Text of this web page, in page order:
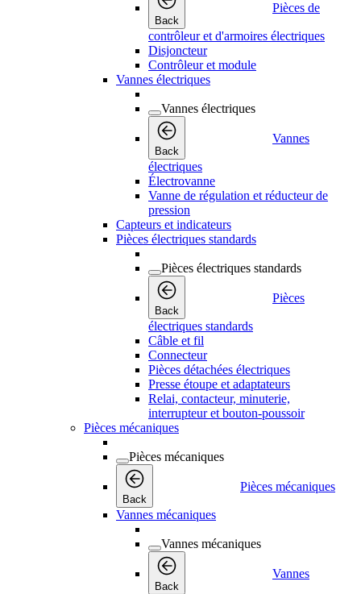
Back
Pièces de
contrôleur et d'armoires électriques
Disjoncteur
Contrôleur et module
Vannes électriques
Vannes électriques
Back
Vannes
électriques
Électrovanne
Vanne de régulation et réducteur de
pression
Capteurs et indicateurs
Pièces électriques standards
Pièces électriques standards
Back
Pièces
électriques standards
Câble et fil
Connecteur
Pièces détachées électriques
Presse étoupe et adaptateurs
Relai, contacteur, minuterie,
interrupteur et bouton-poussoir
Pièces mécaniques
Pièces mécaniques
Back
Pièces mécaniques
Vannes mécaniques
Vannes mécaniques
Back
Vannes